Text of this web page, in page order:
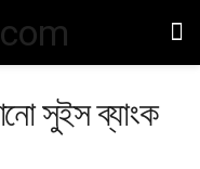
সুইস ব্যাংক